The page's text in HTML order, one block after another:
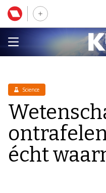
Science
écht